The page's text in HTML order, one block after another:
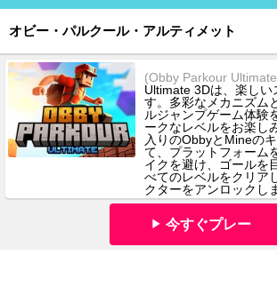
オビー・パルクール・アルティメット
(Obby Parkour
Ultimate 3Dは、楽しい
す。多彩なメカニズム
ルジャンプゲーム体験
ークなレベルをお楽し
入りのObbyとMineの
て、プラットフォーム
イクを避け、ゴールを
べてのレベルをクリア
クターをアンロックし
今すぐプレー